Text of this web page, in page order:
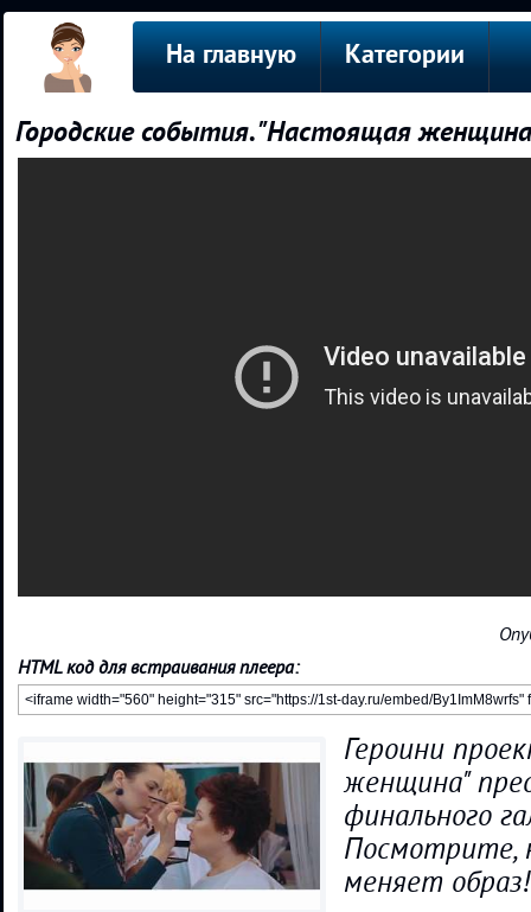
На главную Категории
Городские события. "Настоящая
HTML код для встраивания плеера:
Героини
женщина"
финального
Посмотрите,
меняет образ!